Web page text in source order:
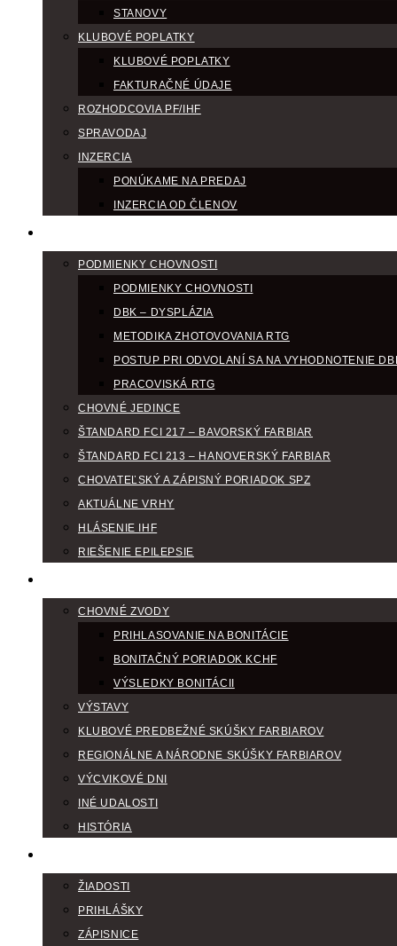
STANOVY
KLUBOVÉ POPLATKY
KLUBOVÉ POPLATKY
FAKTURAČNÉ ÚDAJE
ROZHODCOVIA PF/IHF
SPRAVODAJ
INZERCIA
PONÚKAME NA PREDAJ
INZERCIA OD ČLENOV
PODMIENKY CHOVNOSTI
PODMIENKY CHOVNOSTI
DBK – DYSPLÁZIA
METODIKA ZHOTOVOVANIA RTG
POSTUP PRI ODVOLANÍ SA NA VYHODNOTENIE
PRACOVISKÁ RTG
CHOVNÉ JEDINCE
ŠTANDARD FCI 217 – BAVORSKÝ FARBIAR
ŠTANDARD FCI 213 – HANOVERSKÝ FARBIAR
CHOVATEĽSKÝ A ZÁPISNÝ PORIADOK SPZ
AKTUÁLNE VRHY
HLÁSENIE IHF
RIEŠENIE EPILEPSIE
CHOVNÉ ZVODY
PRIHLASOVANIE NA BONITÁCIE
BONITAČNÝ PORIADOK KCHF
VÝSLEDKY BONITÁCII
VÝSTAVY
KLUBOVÉ PREDBEŽNÉ SKÚŠKY FARBIAROV
REGIONÁLNE A NÁRODNE SKÚŠKY FARBIAROV
VÝCVIKOVÉ DNI
INÉ UDALOSTI
HISTÓRIA
ŽIADOSTI
PRIHLÁŠKY
ZÁPISNICE